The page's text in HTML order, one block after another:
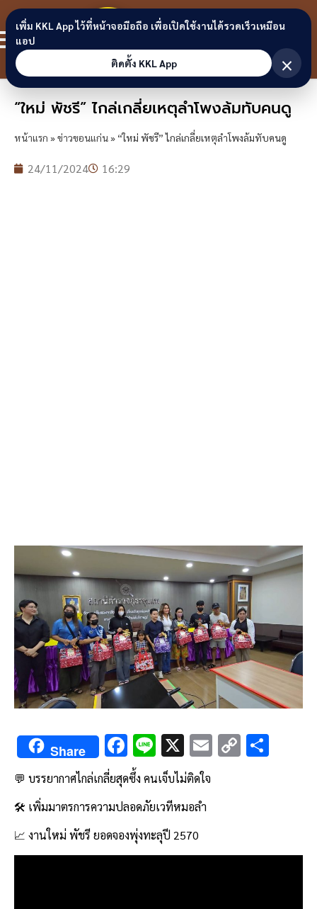
Skip to content
ขอนแก่น
ลิงก์
“ใหม่ พัชรี” ไกล่เกลี่ยเหตุลำโพงล้มทับคนดู
หน้าแรก »ข่าวขอนแก่น» “ใหม่ พัชรี” ไกล่เกลี่ยเหตุลำโพงล้มทับคนดู
24/11/2024 16:29
Share F
ac
e
b
o
o
Li
n
e
X E C
k
💬 บรรยากาศไกล่เกลี่ยสุดซึ้ง คนเจ็บไม่ติดใจ
🛠️ เพิ่มมาตรการความปลอดภัยเวทีหมอลำ
📈 งานใหม่ พัชรี ยอดจองพุ่งทะลุปี 2570
เพิ่ม KKL App ไว้ที่หน้าจอมือถือ เพื่อเปิดใช้งานได้รวดเร็วเหมือน
แอป
ติดตั้ง KKL App
×